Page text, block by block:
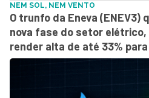
NEM SOL, NEM VENTO
O trunfo da Eneva (ENEV3)
nova fase do setor elétrico,
render alta de até 33%